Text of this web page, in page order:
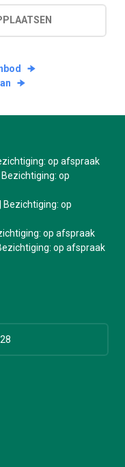
op afspraak
op
Bezichtiging: op
op afspraak
op afspraak